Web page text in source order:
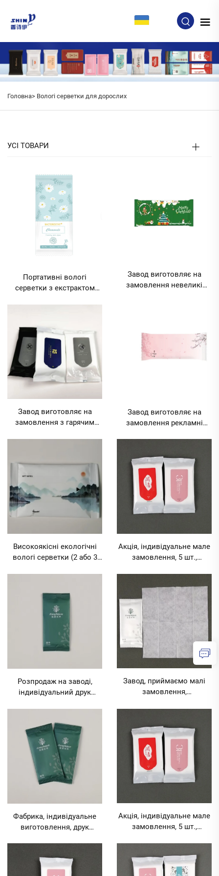
Головна> Вологі серветки для дорослих
УСІ ТОВАРИ
Портативні вологі
серветки з екстрактом
очищення зони грудей,
статевих органів чоловіків
та жінок, мінімальний
обсяг замовлення 10000
пакунків
Завод виготовляє на
замовлення невеликі
Хелловіну, ресторанів,
готелів, мінімальний обсяг
замовлення 1000 пакунків
Завод виготовляє на
замовлення з гарячим
комерційного харчування
та готелів, мінімальний
обсяг замовлення 1000
пакунків
Завод виготовляє на
замовлення рекламні
логотипу, 1 шт., для
реклами, Інтернет-кафе,
ресторанів, мінімальний
обсяг замовлення 1000
пакунків
Високоякісні екологічні
вологі серветки (2 або 3
харчування, готелів,
ділової зустрічі,
мінімальний обсяг
замовлення 10000
пакунків
Акція, індивідуальне мале
замовлення, 5 шт.,
реклами, виставок, весіль,
MOQ 1000 упаковок
Розпродаж на заводі,
індивідуальний друк
одноразові вологі
серветки для
комерційного просування
MOQ 1000 пакетів
Завод, приймаємо малі
замовлення,
одноразові вологі
серветки для реклами та
просування MOQ 1000
пакетів
Фабрика, індивідуальне
виготовлення, друк
одноразові вологі
серветки для реклами та
Акція, індивідуальне мале
замовлення, 5 шт.,
реклами, виставок, весіль,
MOQ 1000 упаковок